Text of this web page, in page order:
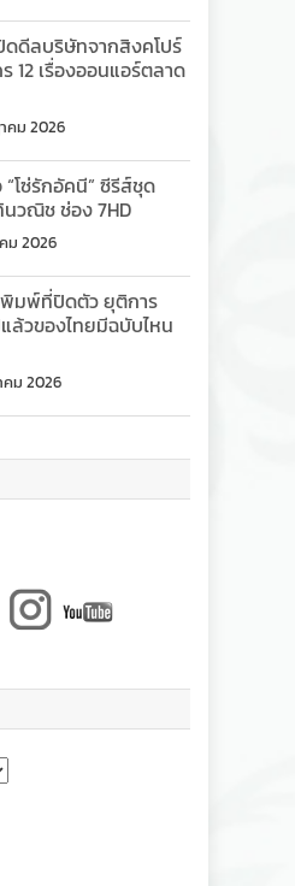
ดดีลบริษัทจากสิงคโปร์
12 เรื่องออนแอร์ตลาด
คม 2026
“โซ่รักอัคนี” ซีรีส์ชุด
นวณิช ช่อง 7HD
ม 2026
มพ์ที่ปิดตัว ยุติการ
ล้วของไทยมีฉบับไหน
คม 2026